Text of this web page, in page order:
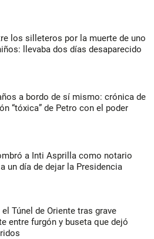
los silleteros por la muerte de uno
llevaba dos días desaparecido
a bordo de sí mismo: crónica de
“tóxica” de Petro con el poder
a Inti Asprilla como notario
un día de dejar la Presidencia
el Túnel de Oriente tras grave
entre furgón y buseta que dejó